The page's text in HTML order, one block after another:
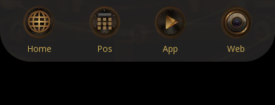
admin yang sangat mudah maka melakukan update situs
menjadi lebih baik, dan tentunya dengan dukungan SEO
injeksi menjadikan kesempurnaan bekerja dengan get
Home Pos App Web